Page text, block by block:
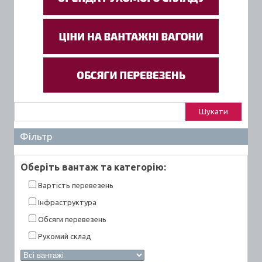
Фільтр
Оберiть вантаж та категорiю:
Вартiсть перевезень
Інфраструктура
Обсяги перевезень
Рухомий склад